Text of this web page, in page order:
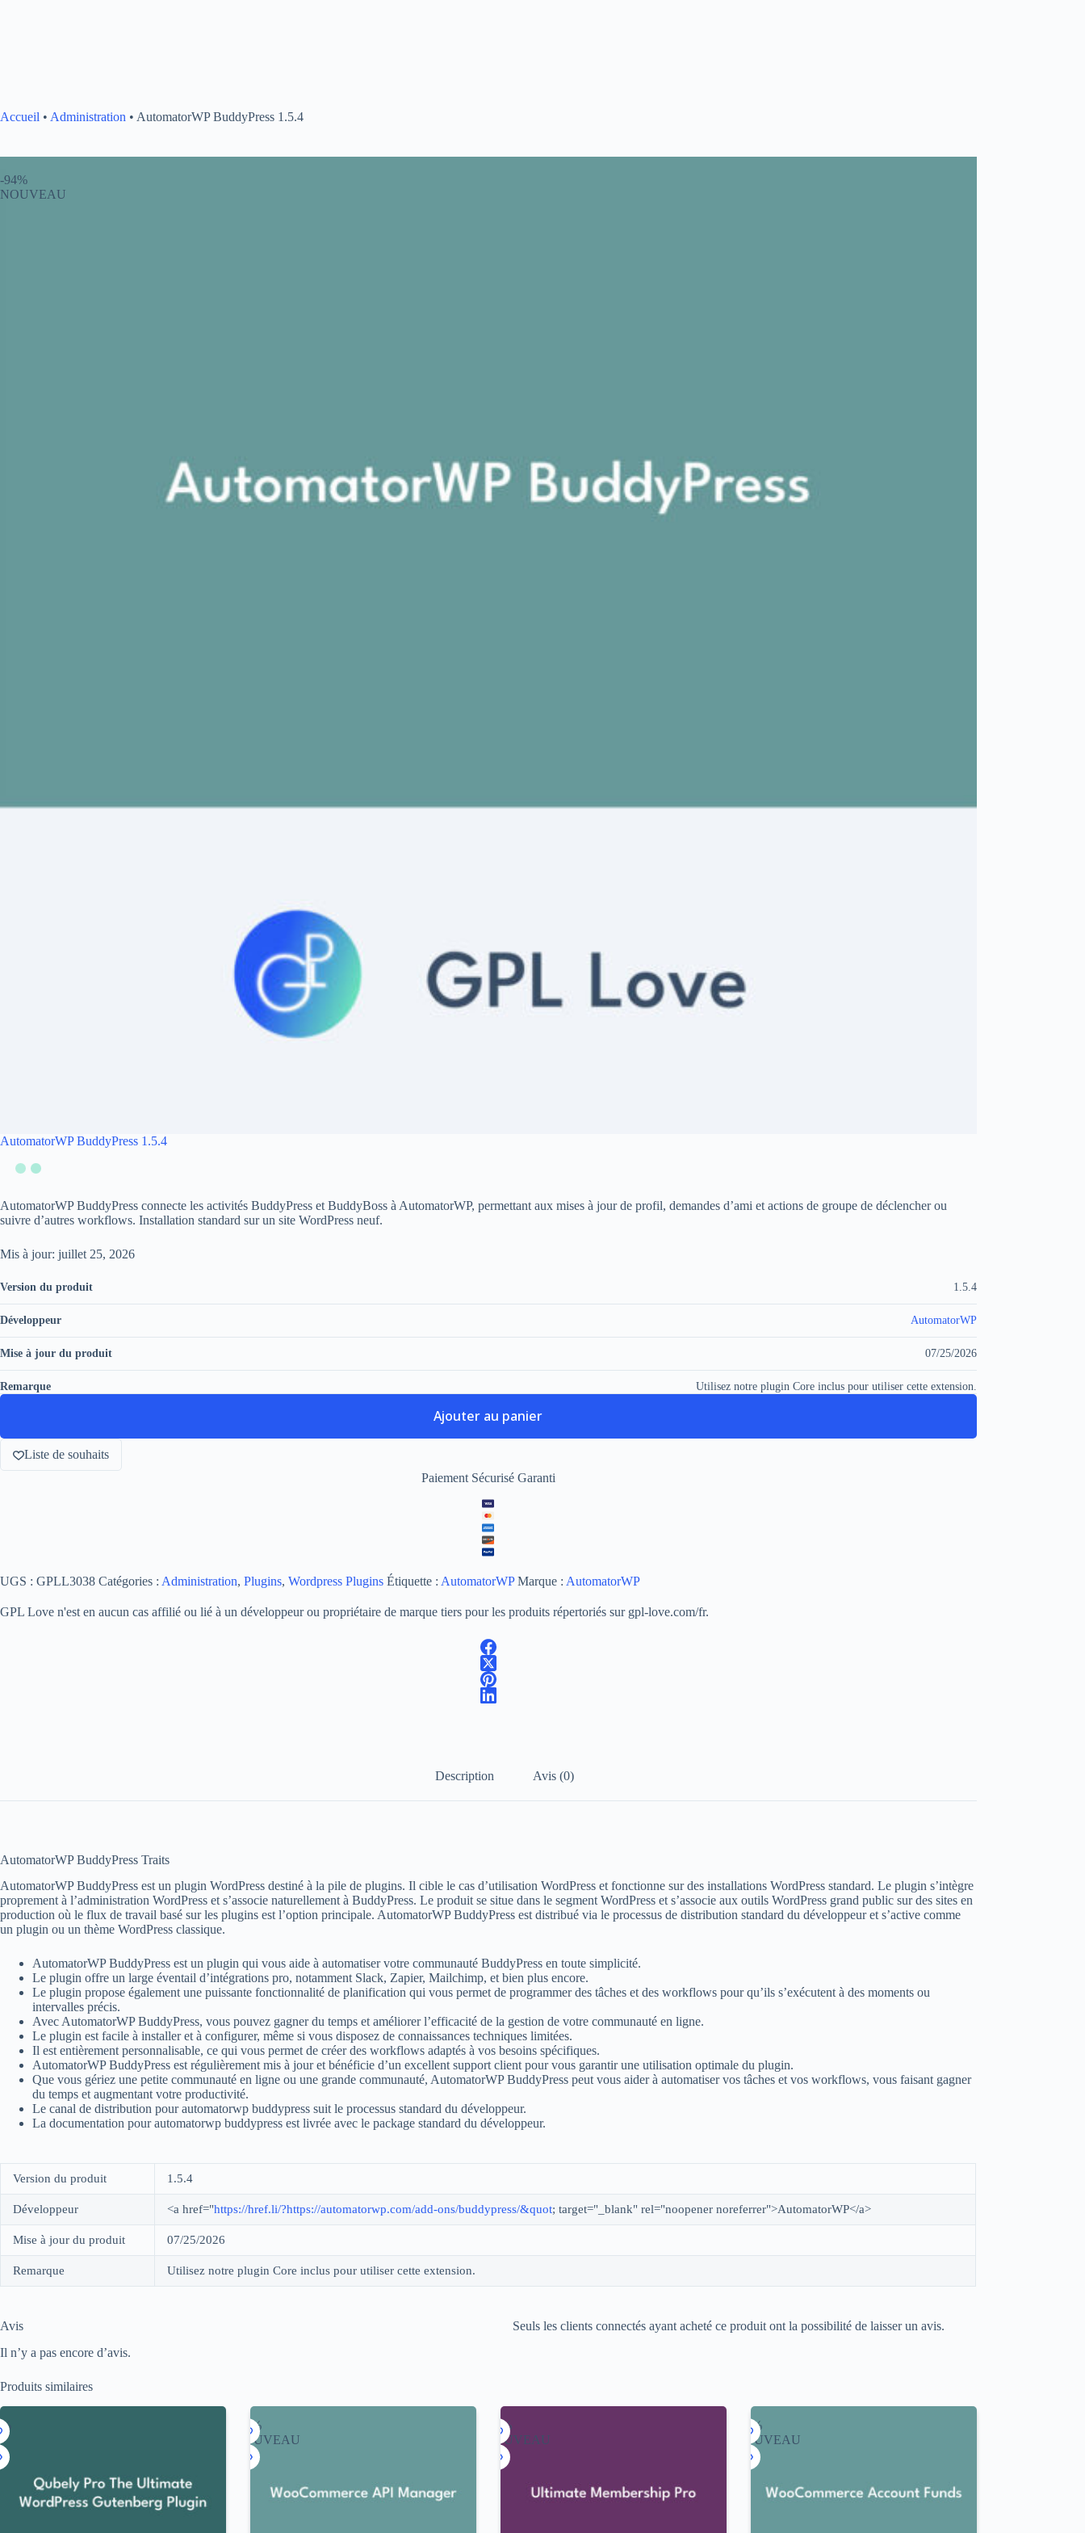
Accueil • Administration • AutomatorWP BuddyPress 1.5.4
-94%
NOUVEAU
AutomatorWP BuddyPress 1.5.4
AutomatorWP BuddyPress connecte les activités BuddyPress et BuddyBoss à AutomatorWP, permettant aux mises à jour de profil, demandes d’ami et actions de groupe de déclencher ou
suivre d’autres workflows. Installation standard sur un site WordPress neuf.
Mis à jour: juillet 25, 2026
Version du produit 1.5.4
Développeur AutomatorWP
Mise à jour du produit 07/25/2026
Remarque Utilisez notre plugin Core inclus pour utiliser cette extension.
Ajouter au panier
Liste de souhaits
Paiement Sécurisé Garanti
UGS : GPLL3038 Catégories : Administration, Plugins, Wordpress Plugins Étiquette : AutomatorWP Marque : AutomatorWP
GPL Love n'est en aucun cas affilié ou lié à un développeur ou propriétaire de marque tiers pour les produits répertoriés sur gpl-love.com/fr.
Description Avis (0)
AutomatorWP BuddyPress Traits
AutomatorWP BuddyPress est un plugin WordPress destiné à la pile de plugins. Il cible le cas d’utilisation WordPress et fonctionne sur des installations WordPress standard. Le plugin s’intègre
proprement à l’administration WordPress et s’associe naturellement à BuddyPress. Le produit se situe dans le segment WordPress et s’associe aux outils WordPress grand public sur des sites en
production où le flux de travail basé sur les plugins est l’option principale. AutomatorWP BuddyPress est distribué via le processus de distribution standard du développeur et s’active comme
un plugin ou un thème WordPress classique.
AutomatorWP BuddyPress est un plugin qui vous aide à automatiser votre communauté BuddyPress en toute simplicité.
Le plugin offre un large éventail d’intégrations pro, notamment Slack, Zapier, Mailchimp, et bien plus encore.
Le plugin propose également une puissante fonctionnalité de planification qui vous permet de programmer des tâches et des workflows pour qu’ils s’exécutent à des moments ou
intervalles précis.
Avec AutomatorWP BuddyPress, vous pouvez gagner du temps et améliorer l’efficacité de la gestion de votre communauté en ligne.
Le plugin est facile à installer et à configurer, même si vous disposez de connaissances techniques limitées.
Il est entièrement personnalisable, ce qui vous permet de créer des workflows adaptés à vos besoins spécifiques.
AutomatorWP BuddyPress est régulièrement mis à jour et bénéficie d’un excellent support client pour vous garantir une utilisation optimale du plugin.
Que vous gériez une petite communauté en ligne ou une grande communauté, AutomatorWP BuddyPress peut vous aider à automatiser vos tâches et vos workflows, vous faisant gagner
du temps et augmentant votre productivité.
Le canal de distribution pour automatorwp buddypress suit le processus standard du développeur.
La documentation pour automatorwp buddypress est livrée avec le package standard du développeur.
Version du produit 1.5.4
Développeur <a href="https://href.li/?https://automatorwp.com/add-ons/buddypress/&quot; target="_blank" rel="noopener noreferrer">AutomatorWP</a>
Mise à jour du produit 07/25/2026
Remarque Utilisez notre plugin Core inclus pour utiliser cette extension.
Avis
Il n’y a pas encore d’avis.
Seuls les clients connectés ayant acheté ce produit ont la possibilité de laisser un avis.
Produits similaires
-97%
NOUVEAU
-90%
NOUVEAU
-95%
NOUVEAU